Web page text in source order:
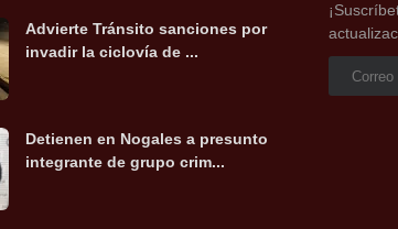
Advierte Tránsito sanciones por
invadir la ciclovía de ...
Detienen en Nogales a presunto
integrante de grupo crim...